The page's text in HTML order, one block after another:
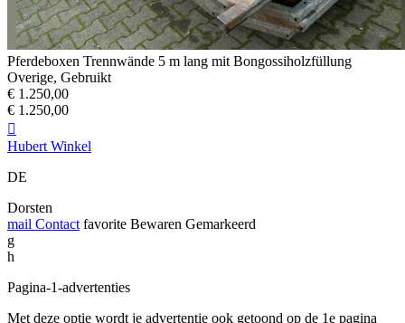
Pferdeboxen Trennwände 5 m lang mit Bongossiholzfüllung
Overige, Gebruikt
€ 1.250,00
€ 1.250,00

Hubert Winkel
DE
Dorsten
mail Contact favorite Bewaren Gemarkeerd
g
h
Pagina-1-advertenties
Met deze optie wordt je advertentie ook getoond op de 1e pagina